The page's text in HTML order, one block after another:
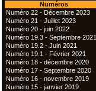
Numéros
Numéro 22 - Décembre 2023
Numéro 21 - Juillet 2023
Numéro 20 - juin 2022
Numéro 19.3 - Septembre 2021
Numéro 19.2 - Juin 2021
Numéro 19.1 - Février 2021
Numéro 18 - décembre 2020
Numéro 17 - Septembre 2020
Numéro 16 - novembre 2019
Numéro 15 - janvier 2019